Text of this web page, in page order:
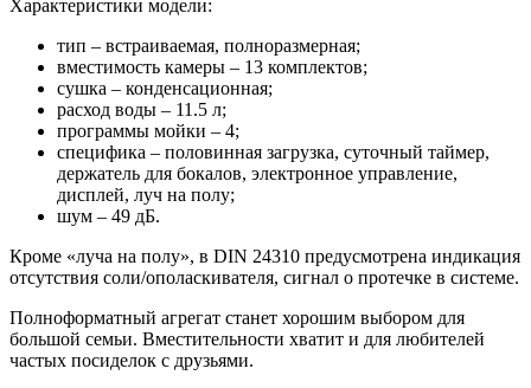
Характеристики модели:
тип – встраиваемая, полноразмерная;
вместимость камеры – 13 комплектов;
сушка – конденсационная;
расход воды – 11.5 л;
программы мойки – 4;
специфика – половинная загрузка, суточный таймер,
держатель для бокалов, электронное управление,
дисплей, луч на полу;
шум – 49 дБ.
Кроме «луча на полу», в DIN 24310 предусмотрена индикация
отсутствия соли/ополаскивателя, сигнал о протечке в системе.
Полноформатный агрегат станет хорошим выбором для
большой семьи. Вместительности хватит и для любителей
частых посиделок с друзьями.